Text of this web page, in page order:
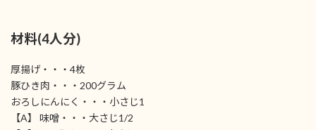
材料(4人分)
厚揚げ・・・4枚
豚ひき肉・・・200グラム
おろしにんにく・・・小さじ1
【A】 味噌・・・大さじ1/2